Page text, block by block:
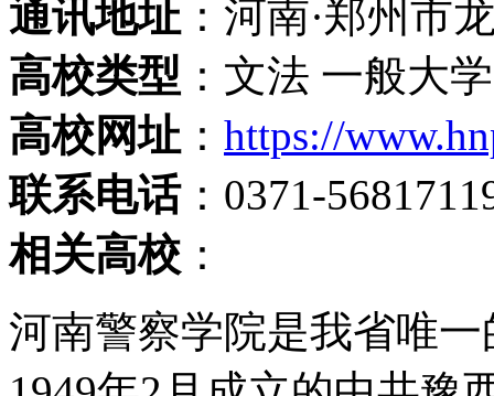
通讯地址 ：河南·郑州市
高校类型 ：文法 一般大
高校网址 ： https://
联系电话：0371-
相关高校 ：
河南警察学院是我省唯